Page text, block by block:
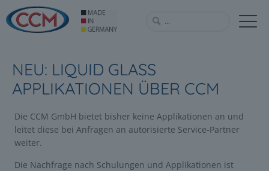
NEU: LIQUID GLASS
APPLIKATIONEN ÜBER CCM
Die CCM GmbH bietet bisher keine Applikationen an und
leitet diese bei Anfragen an autorisierte Service-Partner
weiter.
Die Nachfrage nach Schulungen und Applikationen ist